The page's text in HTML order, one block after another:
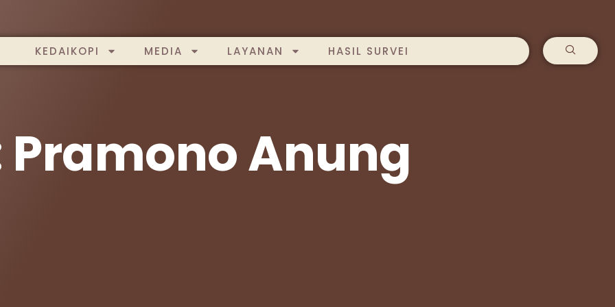
KEDAIKOPI MEDIA LAYANAN HASIL SURVEI
Pramono Anung